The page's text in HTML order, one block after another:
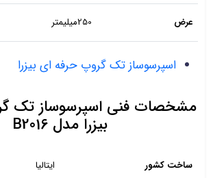
عرض
اسپرسوساز تک گروپ حرفه ای بیزرا
مشخصات فنی اسپرسوساز تک
بیزرا مدل B2016
ساخت کشور ایتالیا